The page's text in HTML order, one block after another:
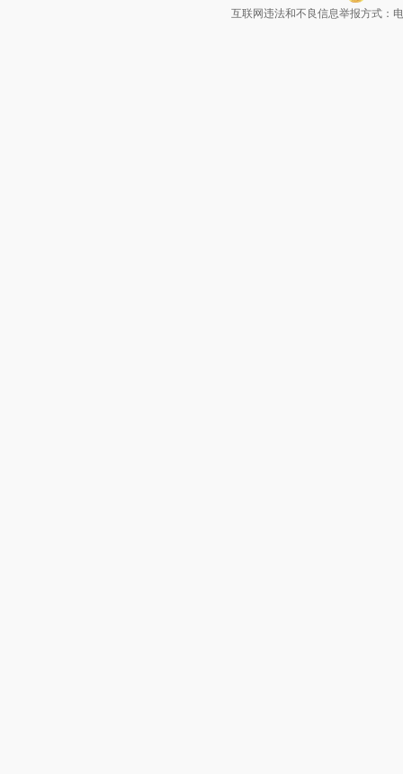
互联网违法和不良信息举报方式：